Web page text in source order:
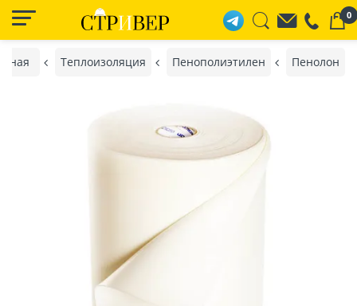
0
Теплоизоляция Пенополиэтилен Пенолон